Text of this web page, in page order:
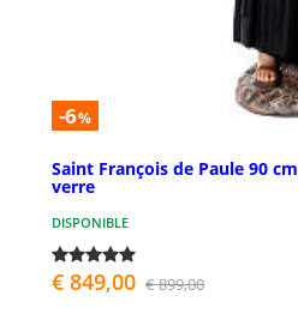
-6%
Saint François de Paule 90
verre
DISPONIBLE
€ 849,00 € 899,00